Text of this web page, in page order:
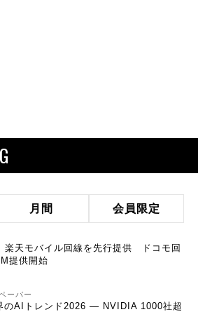
月間 会員限定
楽天モバイル回線を先行提供 ドコモ回
提供開始
ーパー
のAIトレンド2026 ― NVIDIA 1000社超